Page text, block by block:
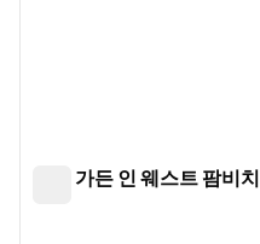
힐튼 가든 인 웨스트 팜비